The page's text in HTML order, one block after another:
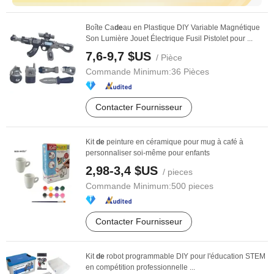
Boîte Cadeau en Plastique DIY Variable Magnétique
Son Lumière Jouet Électrique Fusil Pistolet pour ...
7,6-9,7 $US / Pièce
Commande Minimum:36 Pièces
Contacter Fournisseur
Kitde peinture en céramique pour mug à café à
personnaliser soi-même pour enfants
2,98-3,4 $US / pieces
Commande Minimum:500 pieces
Contacter Fournisseur
Kitde robot programmable DIY pour l'éducation STEM
en compétition professionnelle ...